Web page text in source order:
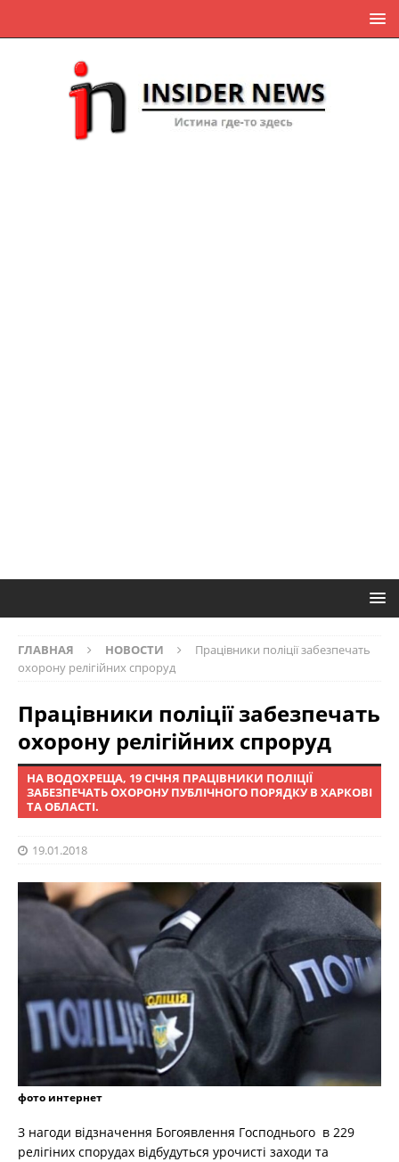
ГЛАВНАЯ НОВОСТИ
Працівники поліції забезпечать
охорону релігійних спроруд
Працівники поліції забезпечать
охорону релігійних спроруд
НА ВОДОХРЕЩА, 19 СІЧНЯ ПРАЦІВНИКИ ПОЛІЦІЇ
ЗАБЕЗПЕЧАТЬ ОХОРОНУ ПУБЛІЧНОГО ПОРЯДКУ В ХАРКОВІ
ТА ОБЛАСТІ.
19.01.2018
фото интернет
З нагоди відзначення Богоявлення Господнього в 229
релігіних спорудах відбудуться урочисті заходи та